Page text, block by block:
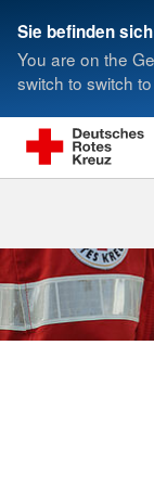
Sie befinden
You are on the
switch to switch